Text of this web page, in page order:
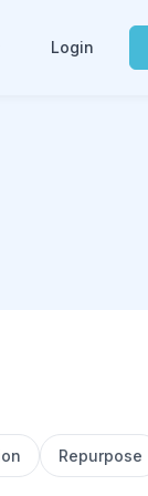
Login
Repurpose